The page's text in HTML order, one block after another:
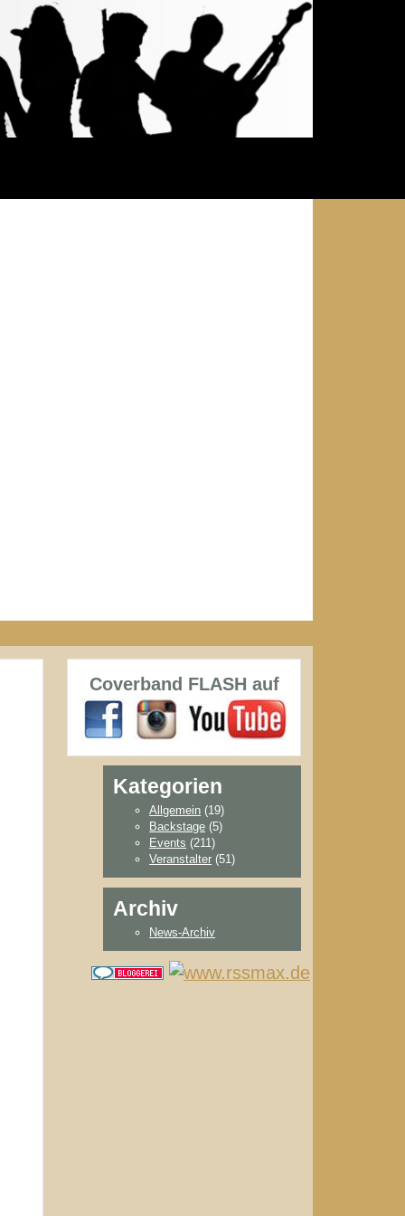
Coverband FLASH auf
Kategorien
Allgemein (19)
Backstage (5)
Events (211)
Veranstalter (51)
Archiv
News-Archiv